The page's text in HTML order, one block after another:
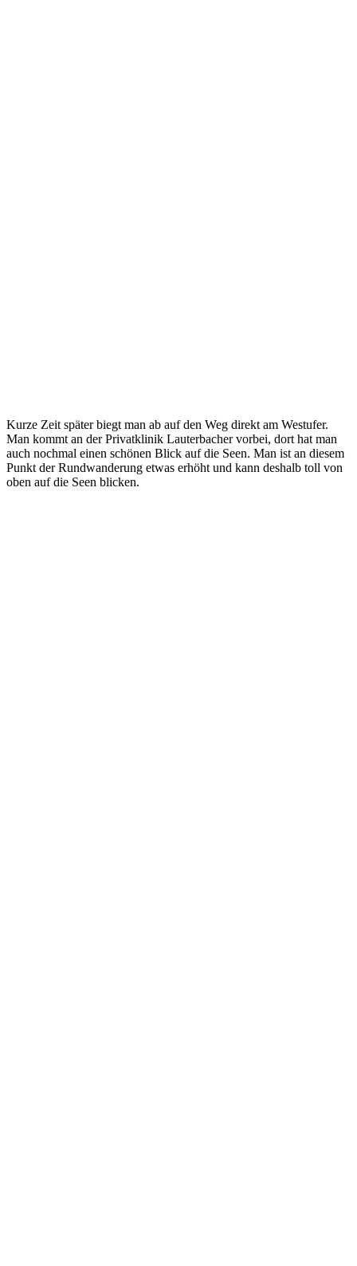
Kurze Zeit später biegt man ab auf den Weg direkt am Westufer.
Man kommt an der Privatklinik Lauterbacher vorbei, dort hat man
auch nochmal einen schönen Blick auf die Seen. Man ist an diesem
Punkt der Rundwanderung etwas erhöht und kann deshalb toll von
oben auf die Seen blicken.